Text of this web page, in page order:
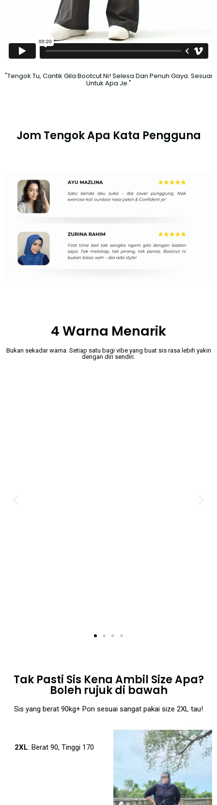
"Tengok Tu, Cantik Gila Bootcut Ni! Selesa Dan Penuh Gaya. Sesuai
Untuk Apa Je."
Jom Tengok Apa Kata Pengguna
4 Warna Menarik
Bukan sekadar warna. Setiap satu bagi vibe yang buat sis rasa lebih yakin
dengan diri sendiri.
Tak Pasti Sis Kena Ambil Size Apa?
Boleh rujuk di bawah
Sis yang berat 90kg+ Pon sesuai sangat pakai size 2XL tau!
2XL: Berat 90, Tinggi 170